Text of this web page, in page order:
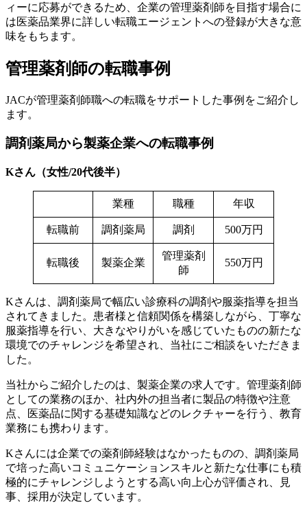
ィーに応募ができるため、企業の管理薬剤師を目指す場合に
は医薬品業界に詳しい転職エージェントへの登録が大きな意
味をもちます。
管理薬剤師の転職事例
JACが管理薬剤師職への転職をサポートした事例をご紹介し
ます。
調剤薬局から製薬企業への転職事例
Kさん（女性/20代後半）
業種 職種 年収
転職前 調剤薬局 調剤 500万円
転職後 製薬企業
管理薬剤
師
550万円
Kさんは、調剤薬局で幅広い診療科の調剤や服薬指導を担当
されてきました。患者様と信頼関係を構築しながら、丁寧な
服薬指導を行い、大きなやりがいを感じていたものの新たな
環境でのチャレンジを希望され、当社にご相談をいただきま
した。
当社からご紹介したのは、製薬企業の求人です。管理薬剤師
としての業務のほか、社内外の担当者に製品の特徴や注意
点、医薬品に関する基礎知識などのレクチャーを行う、教育
業務にも携わります。
Kさんには企業での薬剤師経験はなかったものの、調剤薬局
で培った高いコミュニケーションスキルと新たな仕事にも積
極的にチャレンジしようとする高い向上心が評価され、見
事、採用が決定しています。